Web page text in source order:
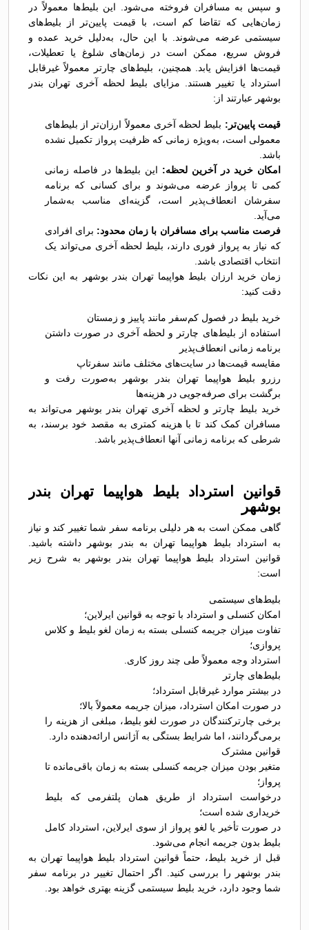
و سپس به مسافران فروخته می‌شود. این بلیط‌ها معمولاً در
زمان‌هایی که تقاضا کم است، با قیمت پایین‌تر از بلیط‌های
سیستمی عرضه می‌شوند. با این حال، به‌دلیل خرید عمده و
فروش سریع، ممکن است در زمان‌های شلوغ یا تعطیلات،
قیمت‌ها افزایش یابد. همچنین، بلیط‌های چارتر معمولاً غیرقابل
استرداد یا تغییر هستند. مزایای بلیط لحظه آخری تهران بندر
بوشهر عبارتند از:
قیمت پایین‌تر: بلیط لحظه آخری معمولاً ارزان‌تر از بلیط‌های
معمولی است، به‌ویژه زمانی که ظرفیت پرواز تکمیل نشده
باشد.
امکان خرید در آخرین لحظه: این بلیط‌ها در فاصله زمانی
کمی تا پرواز عرضه می‌شوند و برای کسانی که برنامه
سفرشان انعطاف‌پذیر است، گزینه‌ای مناسب به‌شمار
می‌آید.
فرصت مناسب برای مسافران با زمان محدود: برای افرادی
که نیاز به پرواز فوری دارند، بلیط لحظه آخری می‌تواند یک
انتخاب اقتصادی باشد.
زمان خرید ارزان بلیط هواپیما تهران بندر بوشهر به این نکات
دقت کنید:
خرید بلیط در فصول کم‌سفر مانند پاییز و زمستان
استفاده از بلیط‌های چارتر و لحظه آخری در صورت داشتن
برنامه زمانی انعطاف‌پذیر
مقایسه قیمت‌ها در سایت‌های مختلف مانند سفرتاپ
رزرو بلیط هواپیما تهران بندر بوشهر به‌صورت رفت و
برگشت برای صرفه‌جویی در هزینه‌ها
خرید بلیط چارتر و لحظه آخری تهران بندر بوشهر می‌تواند به
مسافران کمک کند تا با هزینه کمتری به مقصد خود برسند، به
شرطی که برنامه زمانی آنها انعطاف‌پذیر باشد.
قوانین استرداد بلیط هواپیما تهران بندر
بوشهر
گاهی ممکن است به هر دلیلی برنامه سفر شما تغییر کند و نیاز
به استرداد بلیط هواپیما تهران به بندر بوشهر داشته باشید.
قوانین استرداد بلیط هواپیما تهران بندر بوشهر به شرح زیر
است:
بلیط‌های سیستمی
امکان کنسلی و استرداد با توجه به قوانین ایرلاین؛
تفاوت میزان جریمه کنسلی بسته به زمان لغو بلیط و کلاس
پروازی؛
استرداد وجه معمولاً طی چند روز کاری.
بلیط‌های چارتر
در بیشتر موارد غیرقابل استرداد؛
در صورت امکان استرداد، میزان جریمه معمولاً بالا؛
برخی چارترکنندگان در صورت لغو بلیط، مبلغی از هزینه را
برمی‌گردانند، اما شرایط بستگی به آژانس ارائه‌دهنده دارد.
قوانین مشترک
متغیر بودن میزان جریمه کنسلی بسته به زمان باقی‌مانده تا
پرواز؛
درخواست استرداد از طریق همان پلتفرمی که بلیط
خریداری شده است؛
در صورت تأخیر یا لغو پرواز از سوی ایرلاین، استرداد کامل
بلیط بدون جریمه انجام می‌شود.
قبل از خرید بلیط، حتماً قوانین استرداد بلیط هواپیما تهران به
بندر بوشهر را بررسی کنید. اگر احتمال تغییر در برنامه سفر
شما وجود دارد، خرید بلیط سیستمی گزینه بهتری خواهد بود.